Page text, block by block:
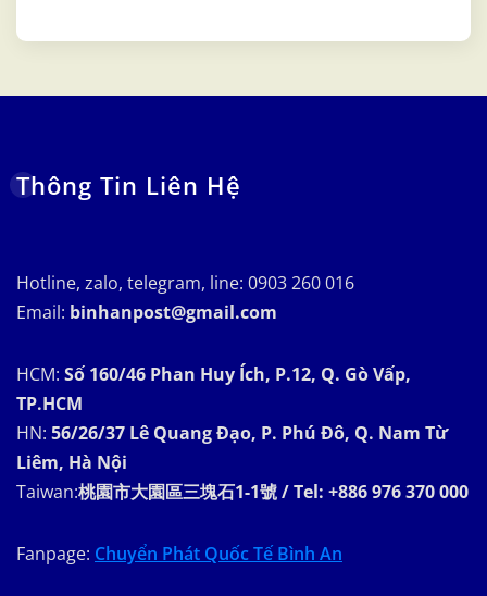
Thông Tin Liên Hệ
Hotline, zalo, telegram, line: 0903 260 016
Email: binhanpost@gmail.com
HCM: Số 160/46 Phan Huy Ích, P.12, Q. Gò Vấp,
TP.HCM
HN: 56/26/37 Lê Quang Đạo, P. Phú Đô, Q. Nam Từ
Liêm, Hà Nội
Taiwan:桃園市大園區三塊石1-1號 / Tel: +886 976 370 000
Fanpage: Chuyển Phát Quốc Tế Bình An